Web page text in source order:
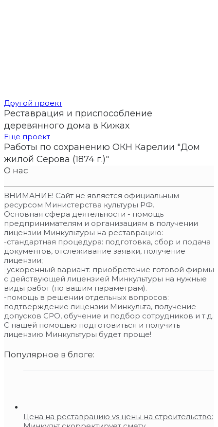
Другой проект
Реставрация и приспособление
деревянного дома в Кижах
Еще проект
Работы по сохранению ОКН Карелии "Дом
жилой Серова (1874 г.)"
О нас
ВНИМАНИЕ! Сайт не является официальным
ресурсом Министерства культуры РФ.
Основная сфера деятельности - помощь
предпринимателям и организациям в получении
лицензии Минкультуры на реставрацию:
-стандартная процедура: подготовка, сбор и подача
документов, отслеживание заявки, получение
лицензии;
-ускоренный вариант: приобретение готовой фирмы
с действующей лицензией Минкультуры на нужные
виды работ (по вашим параметрам).
-помощь в решении отдельных вопросов:
подтверждение лицензии Минкульта, получение
допусков СРО, обучение и подбор сотрудников и т.д.
С нашей помощью подготовиться и получить
лицензию Минкультуры будет проще!
Популярное в блоге:
Цена на реставрацию vs цены на строительство: